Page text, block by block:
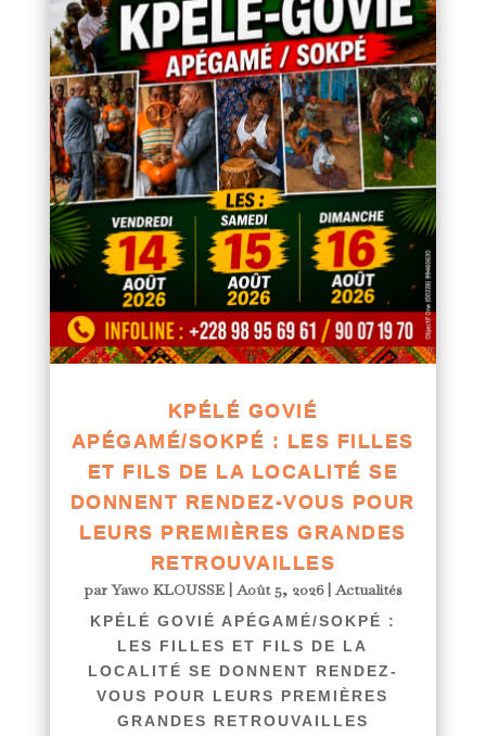
KPÉLÉ GOVIÉ
APÉGAMÉ/SOKPÉ : LES FILLES
ET FILS DE LA LOCALITÉ SE
DONNENT RENDEZ-VOUS POUR
LEURS PREMIÈRES GRANDES
RETROUVAILLES
parYawo KLOUSSE|Août 5, 2026|Actualités
KPÉLÉ GOVIÉ APÉGAMÉ/SOKPÉ :
LES FILLES ET FILS DE LA
LOCALITÉ SE DONNENT RENDEZ-
VOUS POUR LEURS PREMIÈRES
GRANDES RETROUVAILLES